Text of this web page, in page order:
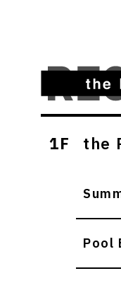
1F the
Pool